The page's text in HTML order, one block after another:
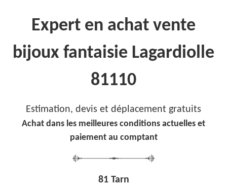
Expert en achat vente
bijoux fantaisie Lagardiolle
81110
Estimation, devis et déplacement gratuits
Achat dans les meilleures conditions actuelles et
paiement au comptant
81 Tarn